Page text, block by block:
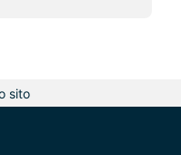
sito